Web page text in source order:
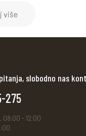
više
slobodno nas
275
08:00 - 12:00